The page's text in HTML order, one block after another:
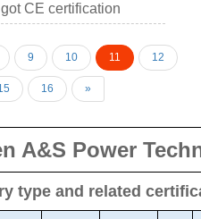
CE certification
9 10 11 12
16 »
A&S Power
type and related